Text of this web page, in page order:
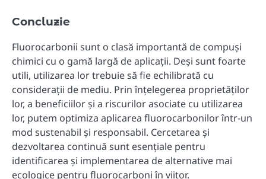
Concluzie
Fluorocarbonii sunt o clasă importantă de compuși
chimici cu o gamă largă de aplicații. Deși sunt foarte
utili, utilizarea lor trebuie să fie echilibrată cu
considerații de mediu. Prin înțelegerea proprietăților
lor, a beneficiilor și a riscurilor asociate cu utilizarea
lor, putem optimiza aplicarea fluorocarbonilor într-un
mod sustenabil și responsabil. Cercetarea și
dezvoltarea continuă sunt esențiale pentru
identificarea și implementarea de alternative mai
ecologice pentru fluorocarboni în viitor.